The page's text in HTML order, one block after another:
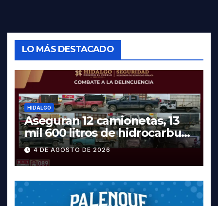
LO MÁS DESTACADO
HIDALGO
Aseguran 12 camionetas, 13
mil 600 litros de hidrocarburo
y dos vehículos robados en
Tula
4 DE AGOSTO DE 2026